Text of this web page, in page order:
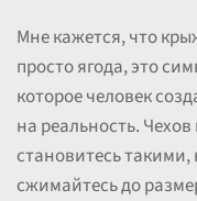
Мне кажется, что
просто ягода, это
которое человек
на реальность.
становитесь
сжимайтесь до